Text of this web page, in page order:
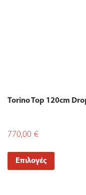
Torino Top 120cm
770,00 €
Επιλογές